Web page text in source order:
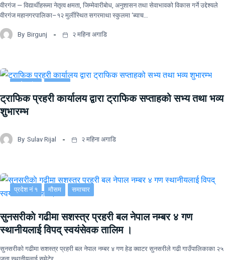
वीरगंज — विद्यार्थीहरूमा नेतृत्व क्षमता, जिम्मेवारीबोध, अनुशासन तथा सेवाभावको विकास गर्ने उद्देश्यले
वीरगंज महानगरपालिका–१२ मुर्लीस्थित सगरमाथा स्कुलमा ‘ब्याच…
By Birgunj २ महिना अगाडि
ट्राफिक प्रहरी कार्यालय द्वारा ट्राफिक सप्ताहको सभ्य तथा भव्य
शुभारम्भ
By Sulav Rijal २ महिना अगाडि
प्रदेश नं १ मौसम समाचार
सुनसरीकाे गढीमा सशस्त्र प्रहरी बल नेपाल नम्बर ४ गण
स्थानीयलाई विपद् स्वयंसेवक तालिम ।
सुनसरीकाे गढीमा सशस्त्र प्रहरी बल नेपाल नम्बर ४ गण हेड क्वाटर सुनसरीले गढी गाउँपालिकाका २५